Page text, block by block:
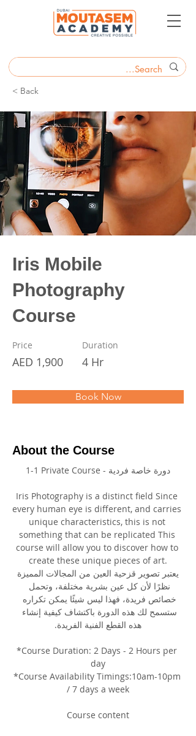
< Back
Iris Mobile
Photography
Course
Price
AED 1,900
Duration
4 Hr
Book Now
About the Course
1-1 Private Course - دورة خاصة فردية
Iris Photography is a distinct field Since
every human eye is different, and carries
unique characteristics, this is not
something that can be replicated This
course will allow you to discover how to
create these unique pieces of art.
يعتبر تصوير قزحية العين من المجالات المميزة
نظرًا لأن كل عين بشرية مختلفة، وتحمل
خصائص فريدة، فهذا ليس شيئًا يمكن تكراره
ستسمح لك هذه الدورة باكتشاف كيفية إنشاء
هذه القطع الفنية الفريدة.
*Course Duration: 2 Days - 2 Hours per
day
*Course Availability Timings:10am-10pm
/ 7 days a week
Course content